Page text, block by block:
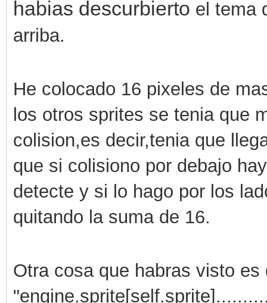
habias descurbierto el tema
arriba.
He colocado 16 pixeles de
los otros sprites se tenia que
colision,es decir,tenia que
que si colisiono por debajo
detecte y si lo hago por los
quitando la suma de 16.
Otra cosa que habras visto